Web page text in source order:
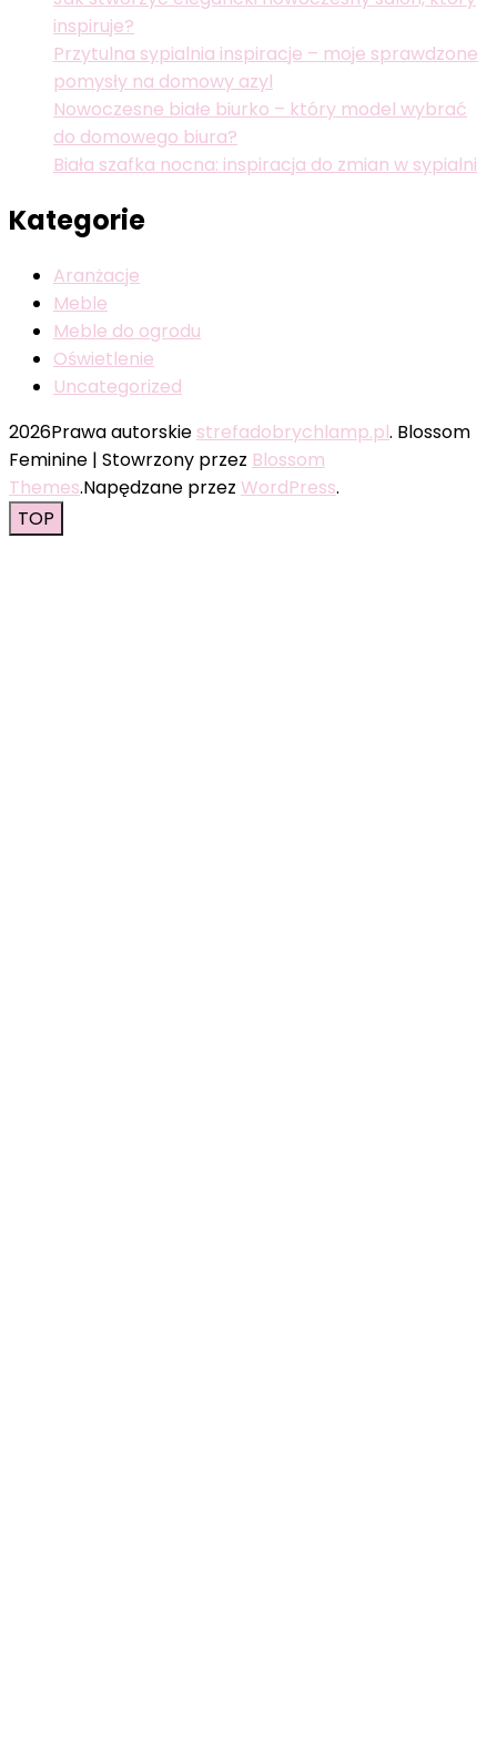
inspiruje?
Przytulna sypialnia inspiracje – moje sprawdzone
pomysły na domowy azyl
Nowoczesne białe biurko – który model wybrać
do domowego biura?
Biała szafka nocna: inspiracja do zmian w sypialni
Kategorie
Aranżacje
Meble
Meble do ogrodu
Oświetlenie
Uncategorized
2026Prawa autorskie strefadobrychlamp.pl. Blossom
Feminine | Stowrzony przez Blossom
Themes.Napędzane przez WordPress.
TOP